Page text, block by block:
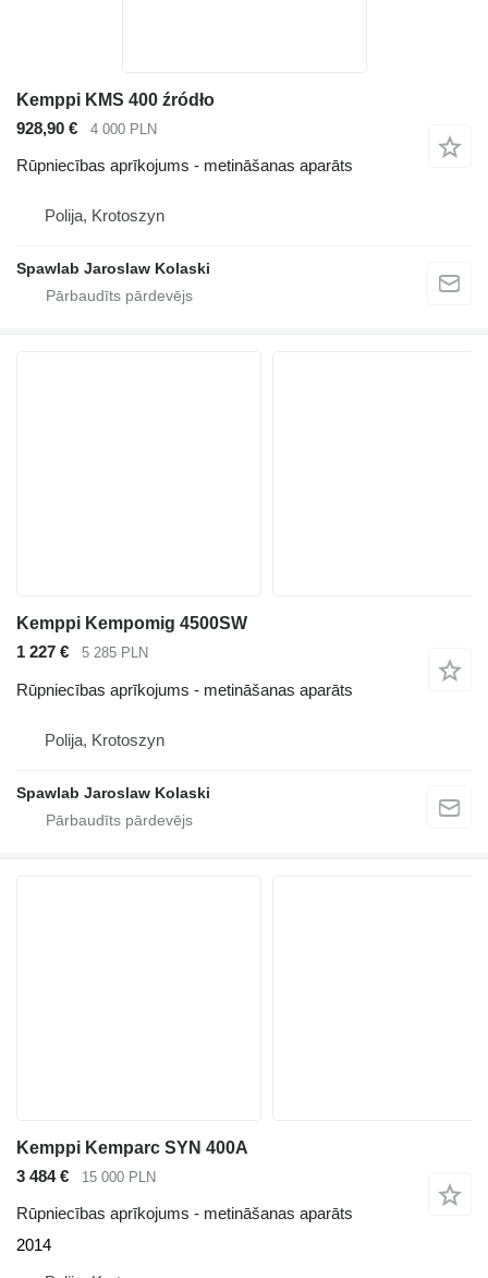
Kemppi KMS 400 źródło
928,90 €
4 000 PLN
Rūpniecības aprīkojums - metināšanas aparāts
Polija, Krotoszyn
Spawlab Jaroslaw Kolaski
Kemppi Kempomig 4500SW
1 227 €
5 285 PLN
Rūpniecības aprīkojums - metināšanas aparāts
Polija, Krotoszyn
Spawlab Jaroslaw Kolaski
Kemppi Kemparc SYN 400A
3 484 €
15 000 PLN
Rūpniecības aprīkojums - metināšanas aparāts
2014